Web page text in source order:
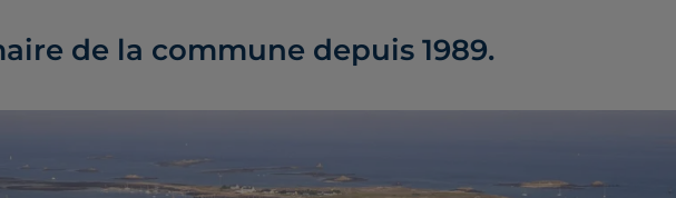
de la commune depuis 1989.